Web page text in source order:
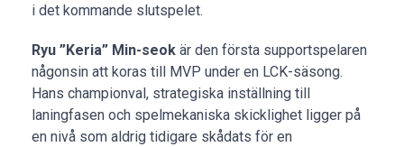
i det kommande slutspelet.
Ryu ”Keria” Min-seok är den första supportspelaren
någonsin att koras till MVP under en LCK-säsong.
Hans championval, strategiska inställning till
laningfasen och spelmekaniska skicklighet ligger på
en nivå som aldrig tidigare skådats för en